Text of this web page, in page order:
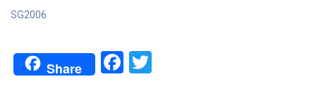
SG2006
Share Facebook